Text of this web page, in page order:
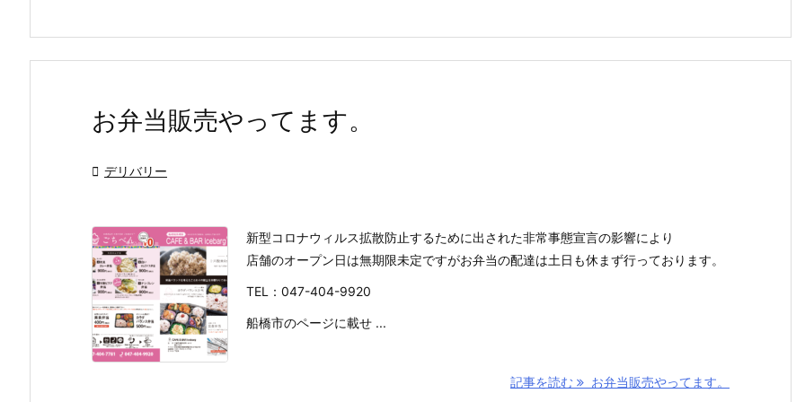
お弁当販売やってます。
 デリバリー
新型コロナウィルス拡散防止するために出された非常事態宣言の影響により
店舗のオープン日は無期限未定ですがお弁当の配達は土日も休まず行っております。
TEL：047-404-9920
船橋市のページに載せ ...
記事を読む お弁当販売やってます。